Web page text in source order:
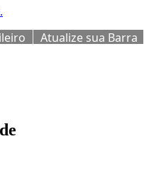
Atualize sua Barra